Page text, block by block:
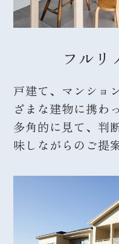
フルリ
戸建て、マンショ
ざまな建物に携わ
多角的に見て、判
味しながらのご提